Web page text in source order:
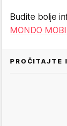
Budite bolje
MONDO
PROČITAJTE